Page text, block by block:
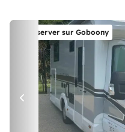
Réserver sur Goboony